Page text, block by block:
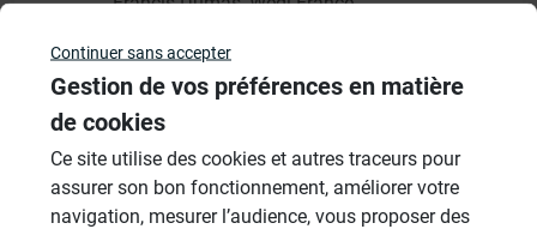
Rthome2001
10/05/2015 à 17h05
Merci!
Continuer sans accepter
Gestion de vos préférences en matière
de cookies
Ce site utilise des cookies et autres traceurs pour
assurer son bon fonctionnement, améliorer votre
navigation, mesurer l’audience, vous proposer des